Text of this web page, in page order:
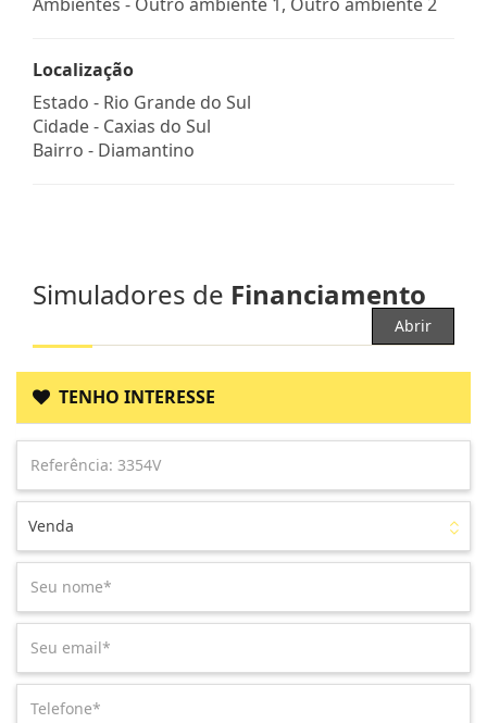
Localização
Estado - Rio Grande do Sul
Cidade - Caxias do Sul
Bairro - Diamantino
Simuladores de Financiamento
Abrir
TENHO INTERESSE
Venda